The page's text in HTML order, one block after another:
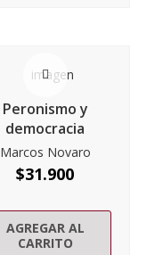
Peronismo y
democracia
Marcos Novaro
$31.900
AGREGAR AL
CARRITO